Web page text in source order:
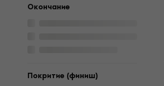
Окончание
Покритие (финиш)